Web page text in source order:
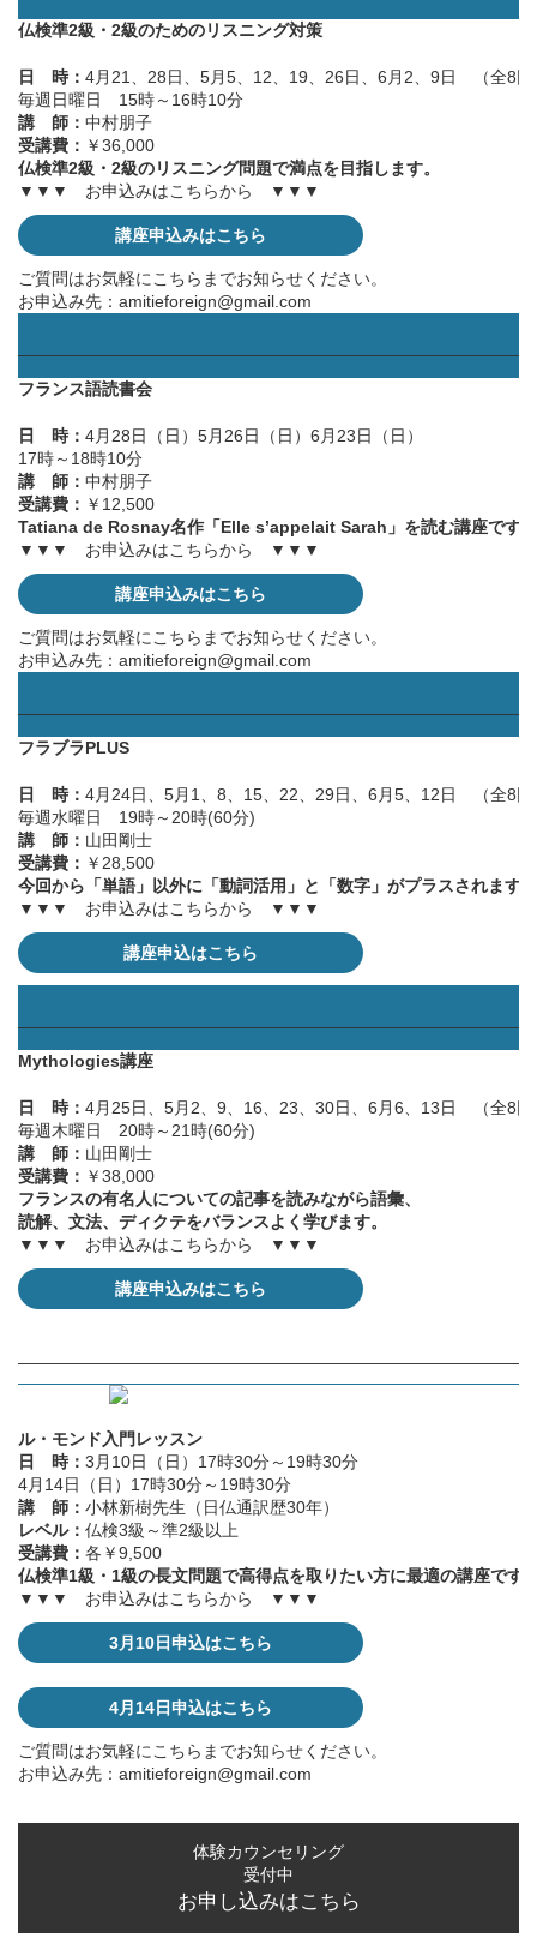
仏検準2級・2級のためのリスニング対策
日 時： 4月21、28日、5月5、12、19、26日、6月2、9日 （全8回
毎週日曜日 15時～16時10分
講 師： 中村朋子
受講費： ￥36,000
仏検準2級・2級のリスニング問題で満点を目指します。
▼▼▼ お申込みはこちらから ▼▼▼
講座申込みはこちら
ご質問はお気軽にこちらまでお知らせください。
お申込み先： amitieforeign@gmail.com
フランス語読書会
日 時： 4月28日（日）5月26日（日）6月23日（日）
17時～18時10分
講 師： 中村朋子
受講費： ￥12,500
Tatiana de Rosnay名作「Elle s’appelait Sarah」を読む講座です。
▼▼▼ お申込みはこちらから ▼▼▼
講座申込みはこちら
ご質問はお気軽にこちらまでお知らせください。
お申込み先： amitieforeign@gmail.com
フラブラPLUS
日 時： 4月24日、5月1、8、15、22、29日、6月5、12日 （全8回
毎週水曜日 19時～20時(60分)
講 師： 山田剛士
受講費： ￥28,500
今回から「単語」以外に「動詞活用」と「数字」がプラスされます！
▼▼▼ お申込みはこちらから ▼▼▼
講座申込はこちら
Mythologies講座
日 時： 4月25日、5月2、9、16、23、30日、6月6、13日 （全8回
毎週木曜日 20時～21時(60分)
講 師： 山田剛士
受講費： ￥38,000
フランスの有名人についての記事を読みながら語彙、
読解、文法、ディクテをバランスよく学びます。
▼▼▼ お申込みはこちらから ▼▼▼
講座申込みはこちら
ル・モンド入門レッスン
日 時： 3月10日（日）17時30分～19時30分
4月14日（日）17時30分～19時30分
講 師： 小林新樹先生（日仏通訳歴30年）
レベル： 仏検3級～準2級以上
受講費： 各￥9,500
仏検準1級・1級の長文問題で高得点を取りたい方に最適の講座です
▼▼▼ お申込みはこちらから ▼▼▼
3月10日申込はこちら
4月14日申込はこちら
ご質問はお気軽にこちらまでお知らせください。
お申込み先： amitieforeign@gmail.com
体験カウンセリング
受付中
お申し込みはこちら